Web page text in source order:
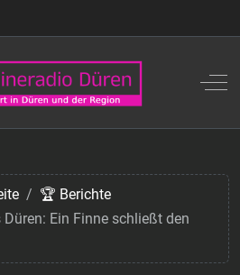
Off-
🏆 Berichte
Ein Finne schließt den